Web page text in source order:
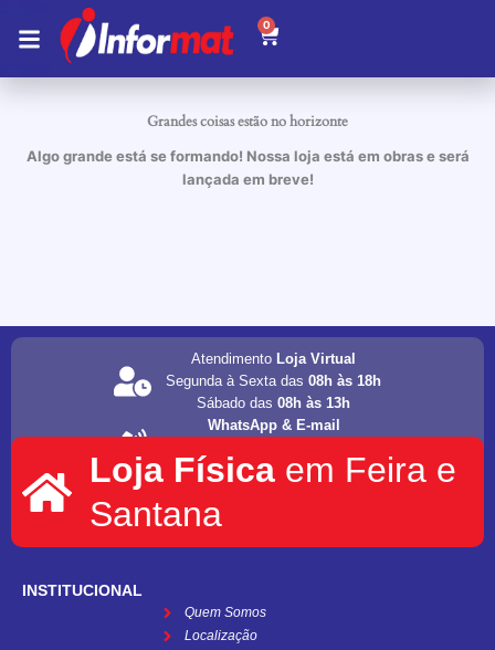
para
conteúdo
Grandes coisas estão no horizonte
Algo grande está se formando! Nossa loja está em obras e será
lançada em breve!
Atendimento Loja Virtual
Segunda à Sexta das08h às 18h
Sábado das08h às 13h
WhatsApp & E-mail
informat.servicos1@gmail.com
Loja Física em Feira e
Santana
INSTITUCIONAL
Quem Somos
Localização
0
Carrinho